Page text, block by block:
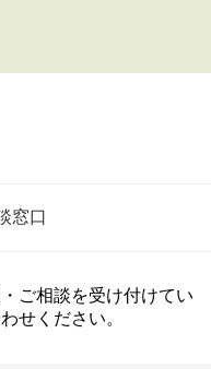
窓口
ご相談を受け付けてい
せください。